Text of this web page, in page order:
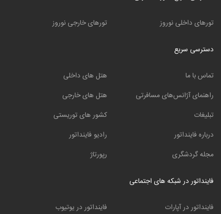
تورهای داخلی نوروز تورهای خارجی نوروز
دسترسی سریع
تماس با ما
راهنمای آژانس‌های مسافرتی
تبلیغات
درباره فاینداتور
مجله گردشگری
هتل های داخلی
هتل های خارجی
کشور های توریستی
رادیو فاینداتور
رپورتاژ
فاینداتور در شبکه های اجتماعی
فاینداتور در آپارات فاینداتور در یوتیوب